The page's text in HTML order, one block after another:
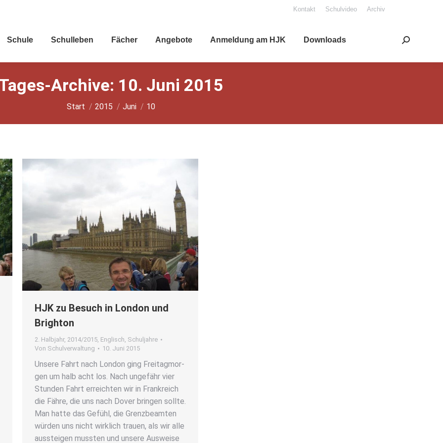
Kon­takt Schul­vi­deo Archiv
Schu­le Schul­le­ben Fächer Ange­bo­te Anmel­dung am HJK Down­loads Search:
Archive: 10. Juni 2015
Sie befinden sich hier:
Start 2015 Juni 10
HJK zu Besuch in Lon­don und
Brigh­ton
2. Halbjahr, 2014/2015, Englisch, Schuljahre
Von Schulverwaltung 10. Juni 2015
Unse­re Fahrt nach Lon­don ging Frei­tag­mor­
gen um halb acht los. Nach unge­fähr vier
Stun­den Fahrt erreich­ten wir in Frank­reich
die Fäh­re, die uns nach Dover brin­gen soll­te.
Man hat­te das Gefühl, die Grenz­be­am­ten
wür­den uns nicht wirk­lich trau­en, als wir alle
aus­stei­gen muss­ten und unse­re Aus­wei­se